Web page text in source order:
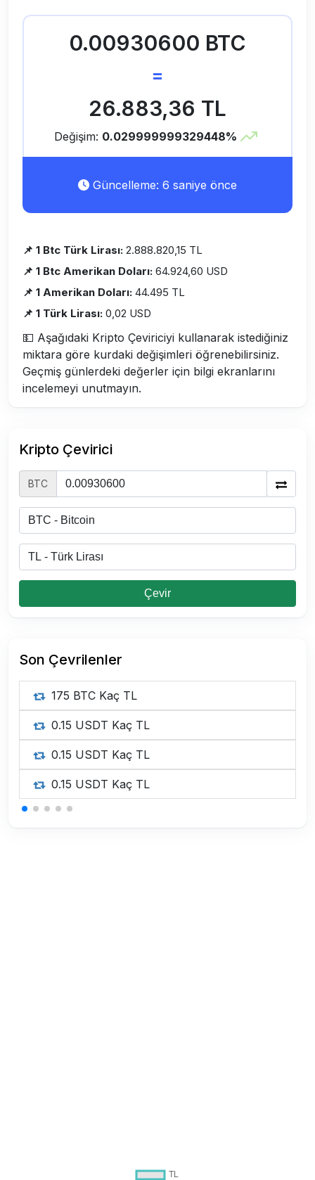
0.00930600 BTC
=
26.883,36 TL
Değişim: 0.029999999329448%
Güncelleme: 6 saniye önce
📌 1 Btc Türk Lirası: 2.888.820,15 TL
📌 1 Btc Amerikan Doları: 64.924,60 USD
📌 1 Amerikan Doları: 44.495 TL
📌 1 Türk Lirası: 0,02 USD
💵 Aşağıdaki Kripto Çeviriciyi kullanarak istediğiniz
miktara göre kurdaki değişimleri öğrenebilirsiniz.
Geçmiş günlerdeki değerler için bilgi ekranlarını
incelemeyi unutmayın.
Kripto Çevirici
BTC
Çevir
Son Çevrilenler
175 BTC Kaç TL
0.15 USDT Kaç TL
0.15 USDT Kaç TL
0.15 USDT Kaç TL